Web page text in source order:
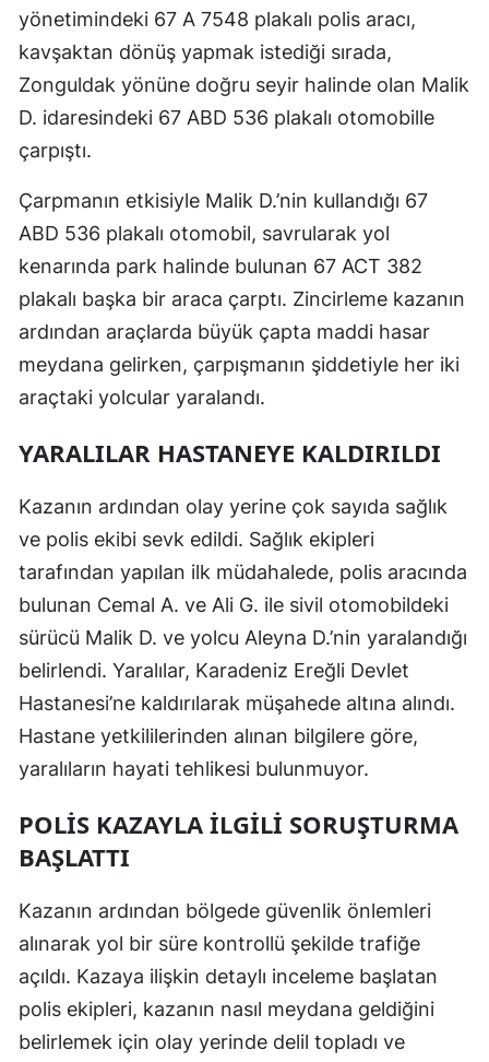
yönetimindeki 67 A 7548 plakalı polis aracı,
kavşaktan dönüş yapmak istediği sırada,
Zonguldak yönüne doğru seyir halinde olan Malik
D. idaresindeki 67 ABD 536 plakalı otomobille
çarpıştı.
Çarpmanın etkisiyle Malik D.’nin kullandığı 67
ABD 536 plakalı otomobil, savrularak yol
kenarında park halinde bulunan 67 ACT 382
plakalı başka bir araca çarptı. Zincirleme kazanın
ardından araçlarda büyük çapta maddi hasar
meydana gelirken, çarpışmanın şiddetiyle her iki
araçtaki yolcular yaralandı.
YARALILAR HASTANEYE KALDIRILDI
Kazanın ardından olay yerine çok sayıda sağlık
ve polis ekibi sevk edildi. Sağlık ekipleri
tarafından yapılan ilk müdahalede, polis aracında
bulunan Cemal A. ve Ali G. ile sivil otomobildeki
sürücü Malik D. ve yolcu Aleyna D.’nin yaralandığı
belirlendi. Yaralılar, Karadeniz Ereğli Devlet
Hastanesi’ne kaldırılarak müşahede altına alındı.
Hastane yetkililerinden alınan bilgilere göre,
yaralıların hayati tehlikesi bulunmuyor.
POLIS KAZAYLA İLGILI SORUŞTURMA
BAŞLATTI
Kazanın ardından bölgede güvenlik önlemleri
alınarak yol bir süre kontrollü şekilde trafiğe
açıldı. Kazaya ilişkin detaylı inceleme başlatan
polis ekipleri, kazanın nasıl meydana geldiğini
belirlemek için olay yerinde delil topladı ve